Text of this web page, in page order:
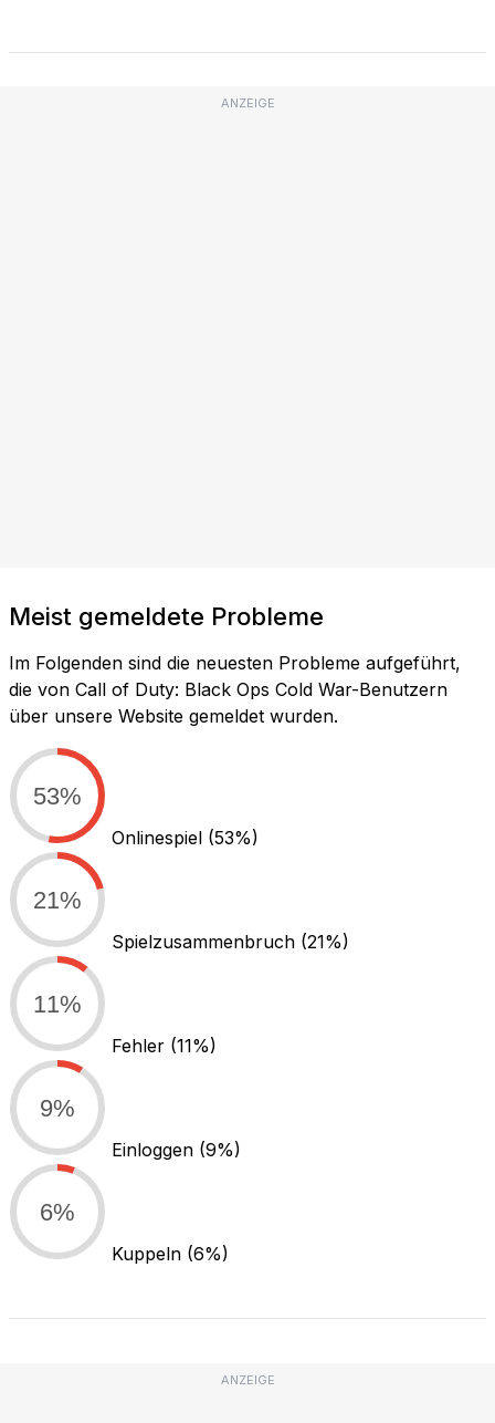
ANZEIGE
Meist gemeldete Probleme
Im Folgenden sind die neuesten Probleme aufgeführt,
die von Call of Duty: Black Ops Cold War-Benutzern
über unsere Website gemeldet wurden.
53%
Onlinespiel (53%)
21%
Spielzusammenbruch (21%)
11%
Fehler (11%)
9%
Einloggen (9%)
6%
Kuppeln (6%)
ANZEIGE